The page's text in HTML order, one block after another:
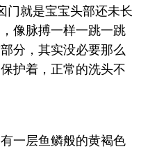
门就是宝宝头部还未长
像脉搏一样一跳一跳
分，其实没必要那么
护着，正常的洗头不
一层鱼鳞般的黄褐色